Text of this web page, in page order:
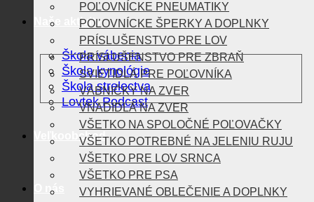
Naše aktivity
Škola vábenia
Škola kynológie
Škola strelectva
Lovtek Podcast
Veľkoobchod
O nás
POĽOVNÍCKE PNEUMATIKY
POĽOVNÍCKE ŠPERKY A DOPLNKY
PRÍSLUŠENSTVO PRE LOV
PRÍSLUŠENSTVO PRE ZBRAŇ
SVIETIDLÁ PRE POĽOVNÍKA
VÁBNIČKY NA ZVER
VNADIDLÁ NA ZVER
VŠETKO NA SPOLOČNÉ POĽOVAČKY
VŠETKO POTREBNÉ NA JELENIU RUJU
VŠETKO PRE LOV SRNCA
VŠETKO PRE PSA
VYHRIEVANÉ OBLEČENIE A DOPLNKY